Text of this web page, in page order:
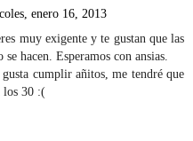
enero 16, 2013
muy exigente y te gustan que las
hacen. Esperamos con ansias.
cumplir añitos, me tendré que
los 30 :(